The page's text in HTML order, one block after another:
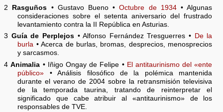
2 Rasguños • Gustavo Bueno •Octubre de 1934• Algunas
consideraciones sobre el setenta aniversario del frustrado
levantamiento contra la II República en Asturias.
3 Guía de Perplejos• Alfonso Fernández Tresguerres • De la
burla • Acerca de burlas, bromas, desprecios, menosprecios
y sarcasmos.
4Animalia • Iñigo Ongay de Felipe • El antitaurinismo del «ente
público» • Análisis filosófico de la polémica mantenida
durante el verano de 2004 sobre la retransmisión televisiva
de la temporada taurina, tratando de reinterpretar el
significado que cabe atribuir al «antitaurinismo» de los
responsables de TVE.